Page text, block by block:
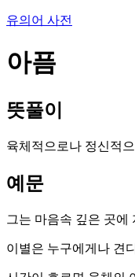
유의어 사전
아픔
뜻풀이
육체적으로나 정신적
예문
그는 마음속 깊은 곳에
이별은 누구에게나 견